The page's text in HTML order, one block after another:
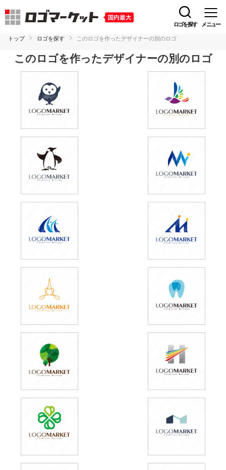
ロゴを探す メニュー
トップ ロゴを探す このロゴを作ったデザイナーの別のロゴ
このロゴを作ったデザイナーの別のロゴ